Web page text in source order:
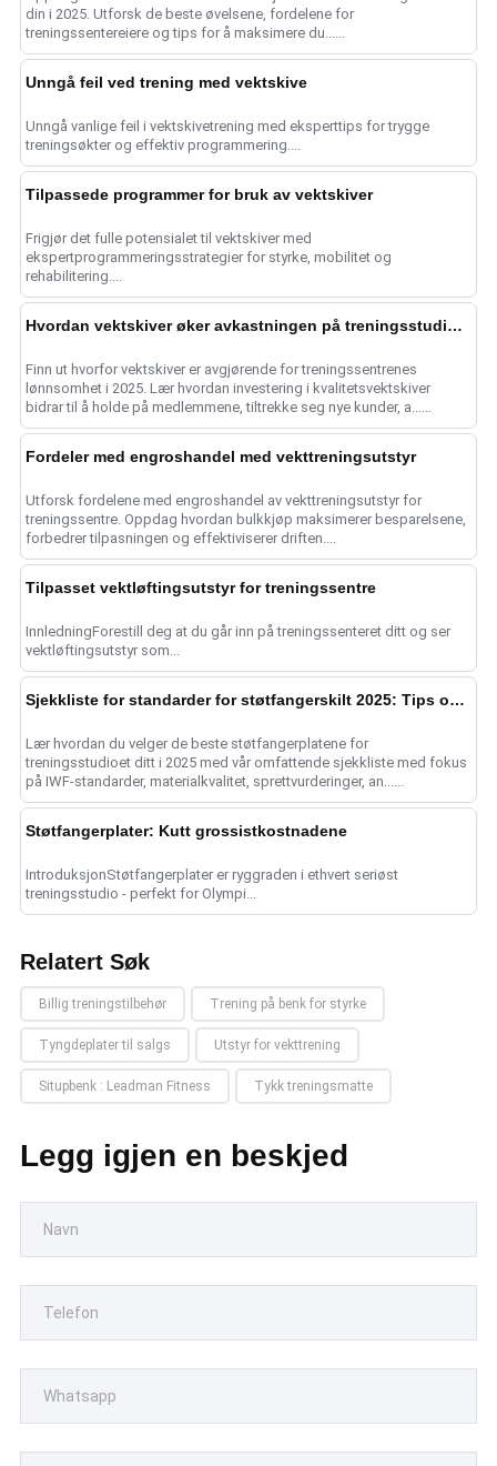
din i 2025. Utforsk de beste øvelsene, fordelene for
treningssentereiere og tips for å maksimere du......
Unngå feil ved trening med vektskive
Unngå vanlige feil i vektskivetrening med eksperttips for trygge
treningsøkter og effektiv programmering....
Tilpassede programmer for bruk av vektskiver
Frigjør det fulle potensialet til vektskiver med
ekspertprogrammeringsstrategier for styrke, mobilitet og
rehabilitering....
Hvordan vektskiver øker avkastningen på treningsstudioet i 2025
Finn ut hvorfor vektskiver er avgjørende for treningssentrenes
lønnsomhet i 2025. Lær hvordan investering i kvalitetsvektskiver
bidrar til å holde på medlemmene, tiltrekke seg nye kunder, a......
Fordeler med engroshandel med vekttreningsutstyr
Utforsk fordelene med engroshandel av vekttreningsutstyr for
treningssentre. Oppdag hvordan bulkkjøp maksimerer besparelsene,
forbedrer tilpasningen og effektiviserer driften....
Tilpasset vektløftingsutstyr for treningssentre
InnledningForestill deg at du går inn på treningssenteret ditt og ser
vektløftingsutstyr som...
Sjekkliste for standarder for støtfangerskilt 2025: Tips om kvalitet
Lær hvordan du velger de beste støtfangerplatene for
treningsstudioet ditt i 2025 med vår omfattende sjekkliste med fokus
på IWF-standarder, materialkvalitet, sprettvurderinger, an......
Støtfangerplater: Kutt grossistkostnadene
IntroduksjonStøtfangerplater er ryggraden i ethvert seriøst
treningsstudio - perfekt for Olympi...
Relatert Søk
Billig treningstilbehør Trening på benk for styrke
Tyngdeplater til salgs Utstyr for vekttrening
Situpbenk : Leadman Fitness Tykk treningsmatte
Legg igjen en beskjed